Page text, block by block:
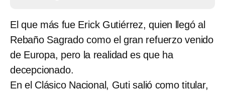
El que más fue Erick Gutiérrez, quien llegó al
Rebaño Sagrado como el gran refuerzo venido
de Europa, pero la realidad es que ha
decepcionado.
En el Clásico Nacional, Guti salió como titular,